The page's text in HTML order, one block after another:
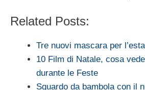
Related Posts:
Tre nuovi mascara per
10 Film di Natale, cosa
durante le Feste
Sguardo da bambola con il